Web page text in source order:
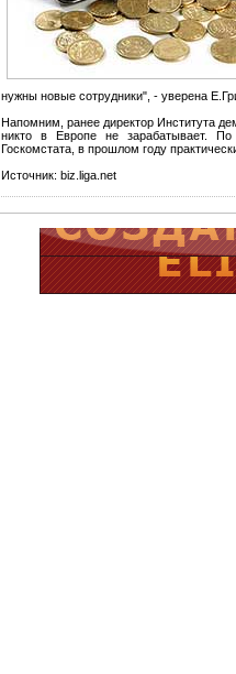
нужны новые сотрудники", - уверена
Напомним, ранее директор Института
никто в Европе не зарабатывает.
Госкомстата, в прошлом году
Источник: biz.liga.net